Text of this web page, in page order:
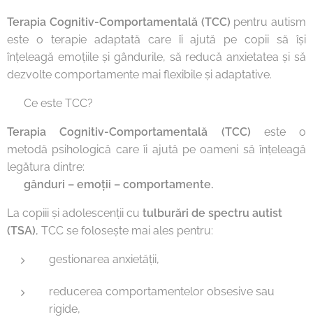
Terapia Cognitiv-Comportamentală (TCC) pentru autism
este o terapie adaptată care îi ajută pe copii să își
înțeleagă emoțiile și gândurile, să reducă anxietatea și să
dezvolte comportamente mai flexibile și adaptative.
🔹 Ce este TCC?
Terapia Cognitiv-Comportamentală (TCC) este o
metodă psihologică care îi ajută pe oameni să înțeleagă
legătura dintre:
gânduri – emoții – comportamente.
La copiii și adolescenții cu tulburări de spectru autist
(TSA), TCC se folosește mai ales pentru:
gestionarea anxietății,
reducerea comportamentelor obsesive sau
rigide,